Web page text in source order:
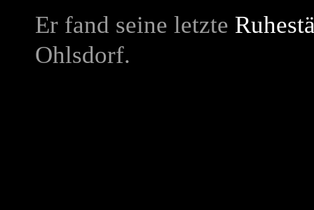
Er fand seine letzte
Ohlsdorf.